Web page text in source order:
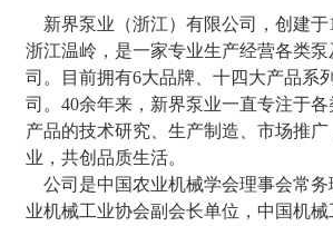
新界泵业（浙江）有限公司，创建于
浙江温岭，是一家专业生产经营各类
司。目前拥有6大品牌、十四大产品系
司。40余年来，新界泵业一直专注于
产品的技术研究、生产制造、市场推
业，共创品质生活。
公司是中国农业机械学会理事会常务
业机械工业协会副会长单位，中国机